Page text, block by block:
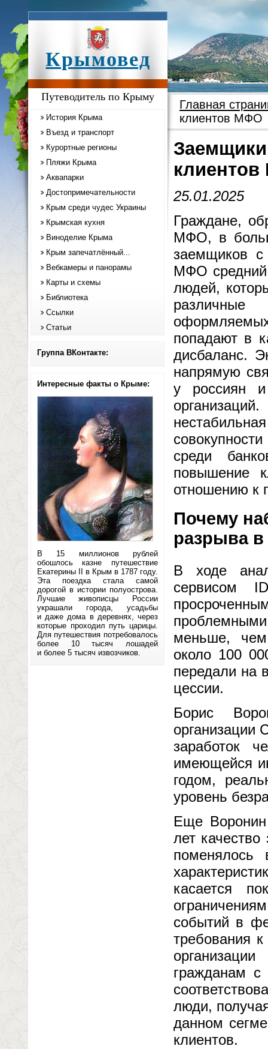
Крымовед
Путеводитель по Крыму
История Крыма
Въезд и транспорт
Курортные регионы
Пляжи Крыма
Аквапарки
Достопримечательности
Крым среди чудес Украины
Крымская кухня
Виноделие Крыма
Крым запечатлённый...
Вебкамеры и панорамы
Карты и схемы
Библиотека
Ссылки
Статьи
Группа ВКонтакте:
Интересные факты о Крыме:
В 15 миллионов рублей
обошлось казне путешествие
Екатерины II в Крым в 1787 году.
Эта поездка стала самой
дорогой в истории полуострова.
Лучшие живописцы России
украшали города, усадьбы
и даже дома в деревнях, через
которые проходил путь царицы.
Для путешествия потребовалось
более 10 тысяч лошадей
и более 5 тысяч извозчиков.
Главная
клиентов МФО
Заемщики
25.01.2025
Граждане,
МФО, в
заемщиков с
МФО средний
людей,
попадают в
дисбаланс.
напрямую
у россиян
среди
повышение
отношению к
Почему
разрыва
В ходе
сервисом
меньше,
около 100
передали на
цессии.
Борис
организации
заработок
имеющейся
годом,
уровень
Еще Воронин
лет
поменялось
касается
событий в
требования
гражданам
люди,
данном
клиентов.